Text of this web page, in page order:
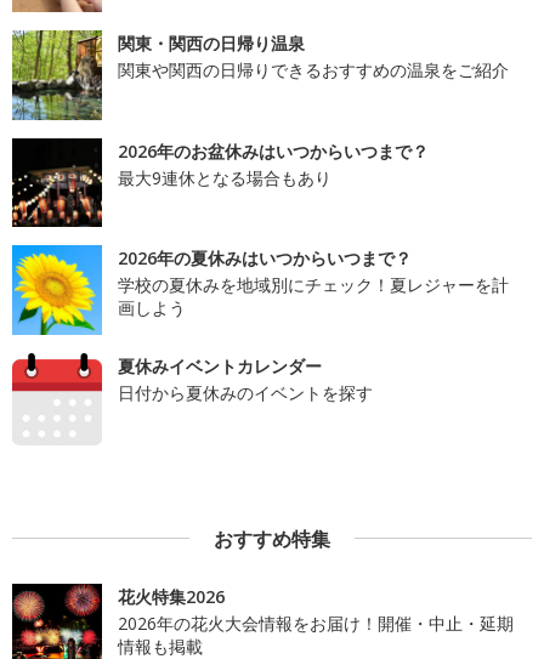
関東・関西の日帰り温泉
関東や関西の日帰りできるおすすめの温泉をご紹介
2026年のお盆休みはいつからいつまで？
最大9連休となる場合もあり
2026年の夏休みはいつからいつまで？
学校の夏休みを地域別にチェック！夏レジャーを計
画しよう
夏休みイベントカレンダー
日付から夏休みのイベントを探す
おすすめ特集
花火特集2026
2026年の花火大会情報をお届け！開催・中止・延期
情報も掲載